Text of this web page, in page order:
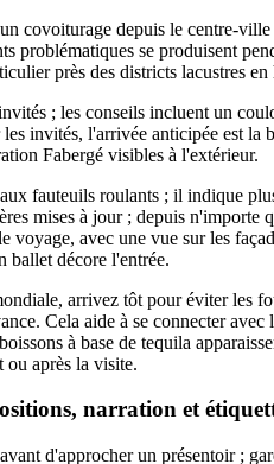
covoiturage depuis le centre-
problématiques se produisent
près des districts lacustres en
; les conseils incluent un
invités, l'arrivée anticipée est la
Fabergé visibles à l'extérieur.
fauteuils roulants ; il indique
mises à jour ; depuis n'importe
voyage, avec une vue sur les
décore l'entrée.
arrivez tôt pour éviter les
Cela aide à se connecter
à base de tequila
ou après la visite.
narration et
d'approcher un présentoir ;